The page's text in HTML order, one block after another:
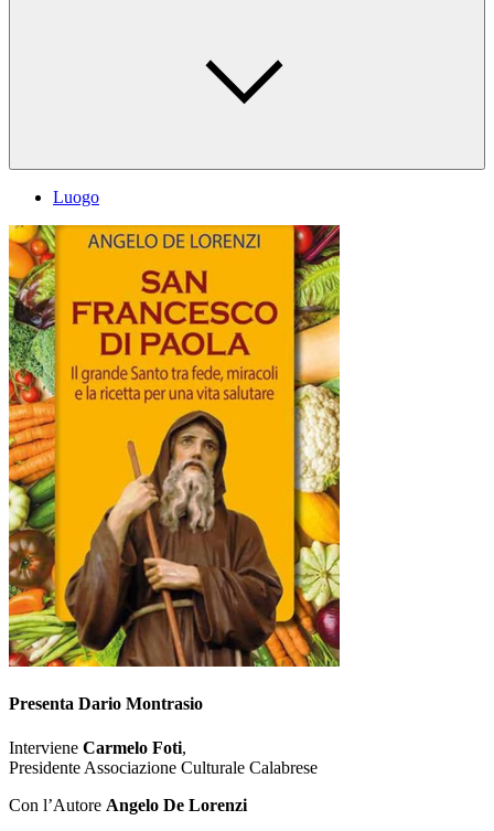
Luogo
Presenta Dario Montrasio
Interviene Carmelo Foti,
Presidente Associazione Culturale Calabrese
Con l’Autore Angelo De Lorenzi